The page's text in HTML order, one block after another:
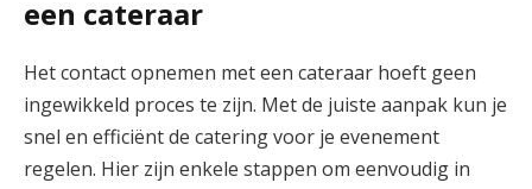
een cateraar
Het contact opnemen met een cateraar hoeft geen
ingewikkeld proces te zijn. Met de juiste aanpak kun je
snel en efficiënt de catering voor je evenement
regelen. Hier zijn enkele stappen om eenvoudig in